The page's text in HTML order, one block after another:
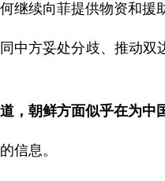
继续向菲提供物资和
中方妥处分歧、推动
，朝鲜方面似乎在为
信息。